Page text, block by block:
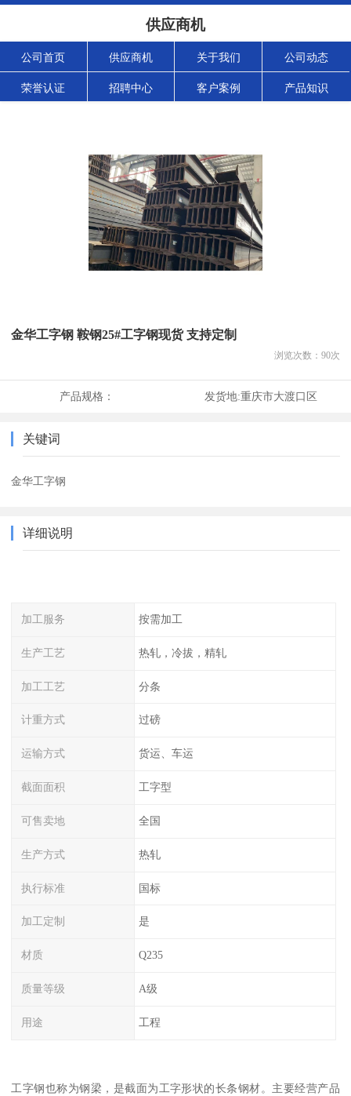
供应商机
公司首页 供应商机 关于我们 公司动态
荣誉认证 招聘中心 客户案例 产品知识
金华工字钢 鞍钢25#工字钢现货 支持定制
浏览次数： 90次
产品规格： 发货地:重庆市大渡口区
关键词
金华工字钢
详细说明
加工服务 按需加工
生产工艺 热轧，冷拔，精轧
加工工艺 分条
计重方式 过磅
运输方式 货运、车运
截面面积 工字型
可售卖地 全国
生产方式 热轧
执行标准 国标
加工定制 是
材质 Q235
质量等级 A级
用途 工程
工字钢也称为钢梁，是截面为工字形状的长条钢材。主要经营产品